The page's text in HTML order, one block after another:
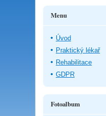
Menu
Úvod
Praktický lékař
Rehabilitace
GDPR
Fotoalbum